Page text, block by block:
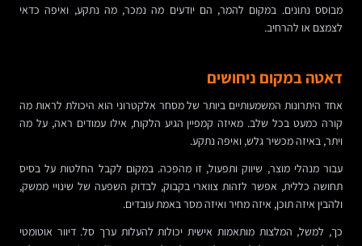
מבוסס נתונים. במקום להמר, הם יודעים מה נמכר, מה נתקע, ואיפה כדאי
לצמצם או להרחיב.
דאטה במקום ניחושים
אחד היתרונות המשמעותיים ביותר של מסחר אלקטרוני הוא היכולת לראות מה
קורה כמעט בכל שלב. מאיזה קמפיין הגיע הלקוח, אילו עמודים ראה, על מה
ויתר, באיזה מכשיר גלש, ואיפה נתקע.
עבור מנהלי מוצר, שיווק ותפעול, זו מהפכה. במקום לקבל החלטות על בסיס
תחושה כללית, אפשר לזהות צווארי בקבוק, לבדוק השפעה של שינויי ממשק,
ולהבין איזה תוכן, איזה מחיר ואיזה מסר באמת עובדים.
כך, למשל, המלצות מותאמות אישית יכולות להעלות ערך סל. דיוור אוטומטי